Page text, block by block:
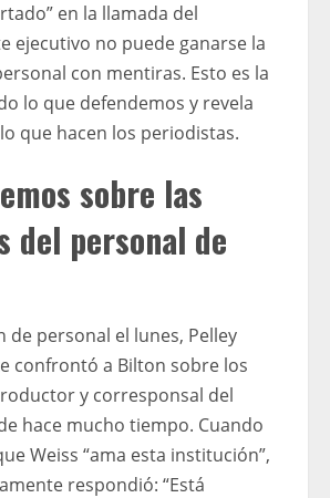
en la llamada del
ejecutivo no puede ganarse la
con mentiras. Esto es la
lo que defendemos y revela
que hacen los periodistas.
sobre las
del personal de
de personal el lunes, Pelley
confrontó a Bilton sobre los
y corresponsal del
hace mucho tiempo. Cuando
Weiss “ama esta institución”,
respondió: “Está